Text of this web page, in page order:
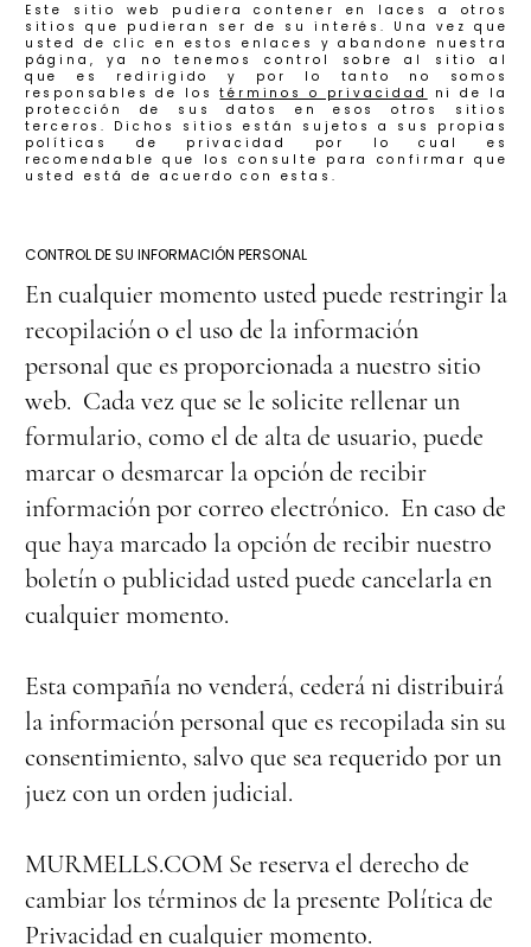
Este sitio web pudiera contener en laces a otros
sitios que pudieran ser de su interés. Una vez que
usted de clic en estos enlaces y abandone nuestra
página, ya no tenemos control sobre al sitio al
que es redirigido y por lo tanto no somos
responsables de lostérminos o privacidad
ni de la
protección de sus datos en esos otros sitios
terceros. Dichos sitios están sujetos a sus propias
políticas de privacidad por lo cual es
recomendable que los consulte para confirmar que
usted está de acuerdo con estas.
CONTROL DE SU INFORMACIÓN PERSONAL
En cualquier momento usted puede restringir la
recopilación o el uso de la información
personal que es proporcionada a nuestro sitio
web. Cada vez que se le solicite rellenar un
formulario, como el de alta de usuario, puede
marcar o desmarcar la opción de recibir
información por correo electrónico. En caso de
que haya marcado la opción de recibir nuestro
boletín o publicidad usted puede cancelarla en
cualquier momento.
Esta compañía no venderá, cederá ni distribuirá
la información personal que es recopilada sin su
consentimiento, salvo que sea requerido por un
juez con un orden judicial.
MURMELLS.COM Se reserva el derecho de
cambiar los términos de la presente Política de
Privacidad en cualquier momento.